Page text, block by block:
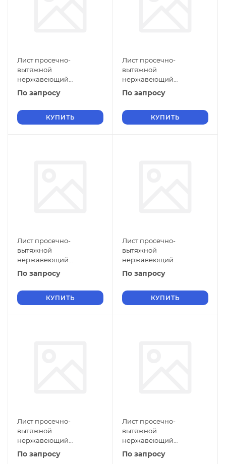
Лист просечно-
вытяжной
нержавеющий
5х1000х2500 мм ПВЛ 308
08Х18Н10 ГОСТ 8706-78
По запросу
КУПИТЬ
Лист просечно-
вытяжной
нержавеющий
5х900х2000 мм ПВЛ 308
08Х18Н10 ГОСТ 8706-78
По запросу
КУПИТЬ
Лист просечно-
вытяжной
нержавеющий
5х800х1500 мм ПВЛ 308
08Х18Н10 ГОСТ 8706-78
По запросу
КУПИТЬ
Лист просечно-
вытяжной
нержавеющий
5х710х3000 мм ПВЛ 308
08Х18Н10 ГОСТ 8706-78
По запросу
КУПИТЬ
Лист просечно-
вытяжной
нержавеющий
5х600х2500 мм ПВЛ 308
08Х18Н10 ГОСТ 8706-78
По запросу
Лист просечно-
вытяжной
нержавеющий
5х500х2000 мм ПВЛ 308
08Х18Н10 ГОСТ 8706-78
По запросу